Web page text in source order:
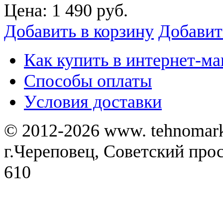
Цена: 1 490 руб.
Добавить в корзину
Как купить в интернет-
Способы оплаты
Уcловия доставки
© 2012-2026 www.
г.Череповец, Советский
610